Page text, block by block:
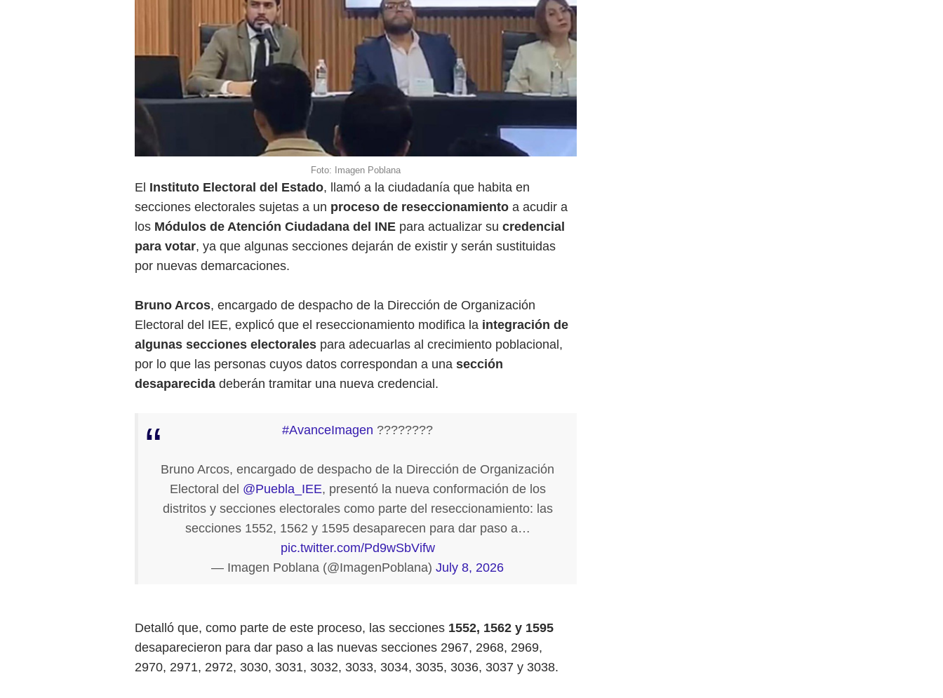
Foto: Imagen Poblana
El Instituto Electoral del Estado, llamó a la ciudadanía que habita en
secciones electorales sujetas a un proceso de reseccionamiento a acudir a
los Módulos de Atención Ciudadana del INE para actualizar su credencial
para votar, ya que algunas secciones dejarán de existir y serán sustituidas
por nuevas demarcaciones.
Bruno Arcos, encargado de despacho de la Dirección de Organización
Electoral del IEE, explicó que el reseccionamiento modifica la integración de
algunas secciones electorales para adecuarlas al crecimiento poblacional,
por lo que las personas cuyos datos correspondan a una sección
desaparecida deberán tramitar una nueva credencial.
#AvanceImagen ????????
Bruno Arcos, encargado de despacho de la Dirección de Organización
Electoral del @Puebla_IEE, presentó la nueva conformación de los
distritos y secciones electorales como parte del reseccionamiento: las
secciones 1552, 1562 y 1595 desaparecen para dar paso a…
pic.twitter.com/Pd9wSbVifw
— Imagen Poblana (@ImagenPoblana) July 8, 2026
Detalló que, como parte de este proceso, las secciones 1552, 1562 y 1595
desaparecieron para dar paso a las nuevas secciones 2967, 2968, 2969,
2970, 2971, 2972, 3030, 3031, 3032, 3033, 3034, 3035, 3036, 3037 y 3038.